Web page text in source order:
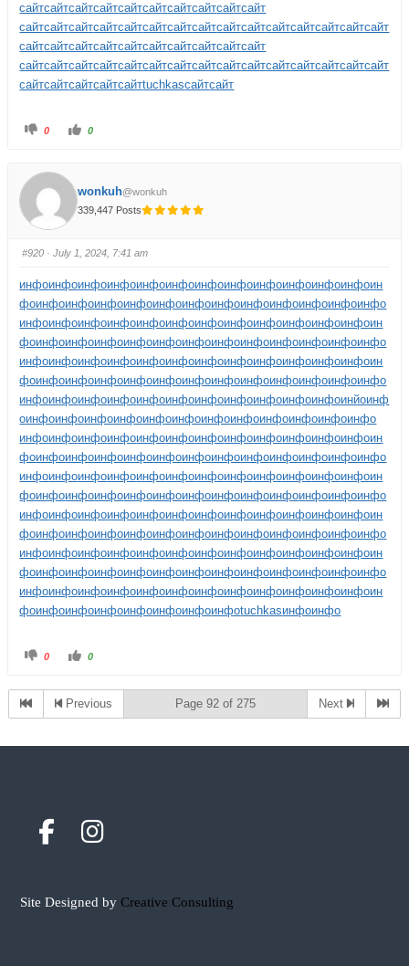
сайтсайтсайтсайтсайтсайтсайтсайтсайтсайт
сайтсайтсайтсайтсайтсайтсайтсайтсайтсайтсайтсайтсайтсайтсайт
сайтсайтсайтсайтсайтсайтсайтсайтсайтсайт
сайтсайтсайтсайтсайтсайтсайтсайтсайтсайтсайтсайтсайтсайтсайт
сайтсайтсайтсайтсайтtuchkasсайтсайт
0 0
wonkuh@wonkuh
339,447 Posts
#920 · July 1, 2024, 7:41 am
инфоинфоинфоинфоинфоинфоинфоинфоинфоинфоинфоинфоин
фоинфоинфоинфоинфоинфоинфоинфоинфоинфоинфоинфоинфо
инфоинфоинфоинфоинфоинфоинфоинфоинфоинфоинфоинфоин
фоинфоинфоинфоинфоинфоинфоинфоинфоинфоинфоинфоинфо
инфоинфоинфоинфоинфоинфоинфоинфоинфоинфоинфоинфоин
фоинфоинфоинфоинфоинфоинфоинфоинфоинфоинфоинфоинфо
инфоинфоинфоинфоинфоинфоинфоинфоинфоинфоинфоинйоинф
оинфоинфоинфоинфоинфоинфоинфоинфоинфоинфоинфоинфо
инфоинфоинфоинфоинфоинфоинфоинфоинфоинфоинфоинфоин
фоинфоинфоинфоинфоинфоинфоинфоинфоинфоинфоинфоинфо
инфоинфоинфоинфоинфоинфоинфоинфоинфоинфоинфоинфоин
фоинфоинфоинфоинфоинфоинфоинфоинфоинфоинфоинфоинфо
инфоинфоинфоинфоинфоинфоинфоинфоинфоинфоинфоинфоин
фоинфоинфоинфоинфоинфоинфоинфоинфоинфоинфоинфоинфо
инфоинфоинфоинфоинфоинфоинфоинфоинфоинфоинфоинфоин
фоинфоинфоинфоинфоинфоинфоинфоинфоинфоинфоинфоинфо
инфоинфоинфоинфоинфоинфоинфоинфоинфоинфоинфоинфоин
фоинфоинфоинфоинфоинфоинфоинфоtuchkasинфоинфо
0 0
Previous Page 92 of 275 Next
Site Designed by Creative Consulting